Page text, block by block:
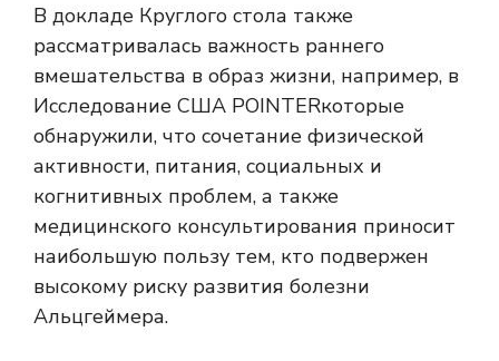
В докладе Круглого стола также
рассматривалась важность раннего
вмешательства в образ жизни, например, в
Исследование США POINTERкоторые
обнаружили, что сочетание физической
активности, питания, социальных и
когнитивных проблем, а также
медицинского консультирования приносит
наибольшую пользу тем, кто подвержен
высокому риску развития болезни
Альцгеймера.